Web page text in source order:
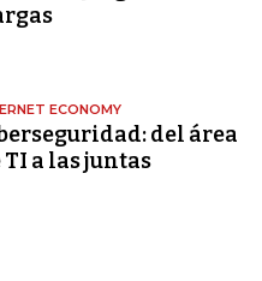
ECONOMY
del área
TI a las juntas